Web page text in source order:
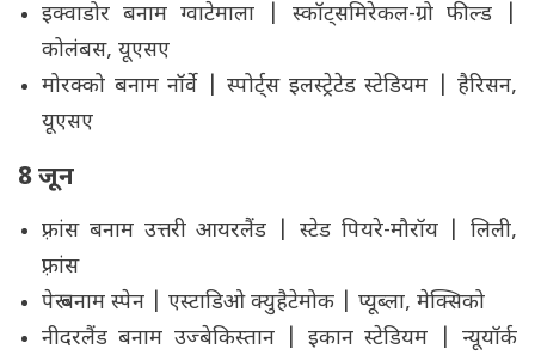
इक्वाडोर बनाम ग्वाटेमाला | स्कॉट्समिरेकल-ग्रो फील्ड |
कोलंबस, यूएसए
मोरक्को बनाम नॉर्वे | स्पोर्ट्स इलस्ट्रेटेड स्टेडियम | हैरिसन,
यूएसए
8 जून
फ़्रांस बनाम उत्तरी आयरलैंड | स्टेड पियरे-मौरॉय | लिली,
फ़्रांस
पेरू बनाम स्पेन | एस्टाडिओ क्युहैटेमोक | प्यूब्ला, मेक्सिको
नीदरलैंड बनाम उज्बेकिस्तान | इकान स्टेडियम | न्यूयॉर्क